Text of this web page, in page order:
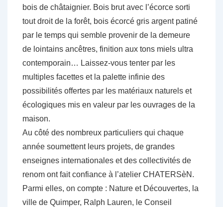
bois de châtaignier. Bois brut avec l’écorce sorti
tout droit de la forêt, bois écorcé gris argent patiné
par le temps qui semble provenir de la demeure
de lointains ancêtres, finition aux tons miels ultra
contemporain… Laissez-vous tenter par les
multiples facettes et la palette infinie des
possibilités offertes par les matériaux naturels et
écologiques mis en valeur par les ouvrages de la
maison.
Au côté des nombreux particuliers qui chaque
année soumettent leurs projets, de grandes
enseignes internationales et des collectivités de
renom ont fait confiance à l’atelier CHATERSèN.
Parmi elles, on compte : Nature et Découvertes, la
ville de Quimper, Ralph Lauren, le Conseil